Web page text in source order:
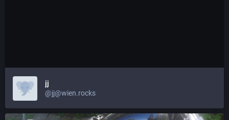
jj
@jj@wien.rocks